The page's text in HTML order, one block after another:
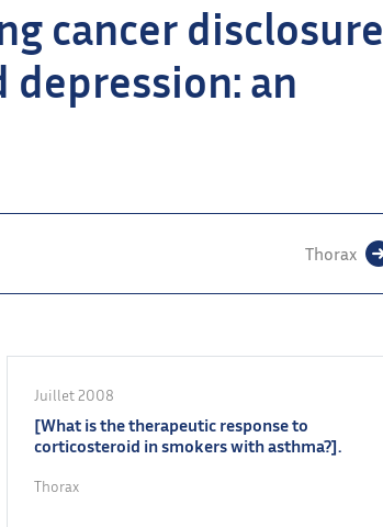
cancer disclosure
an
Thorax
Juillet 2008
[What is the therapeutic response to
corticosteroid in smokers with asthma?].
Thorax